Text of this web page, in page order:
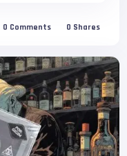
0 Comments 0 Shares